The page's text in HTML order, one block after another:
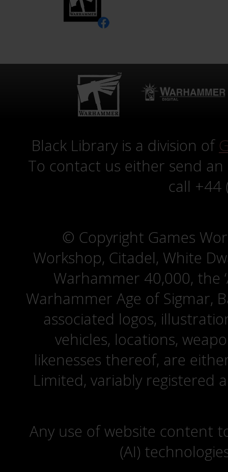
Black Library is a division of
To contact us either send
call +44
© Copyright Games
Workshop, Citadel, White
Warhammer 40,000, the
Warhammer Age of Sigmar,
associated logos,
vehicles, locations,
likenesses thereof, are
Limited, variably registered
Any use of website content
(AI)